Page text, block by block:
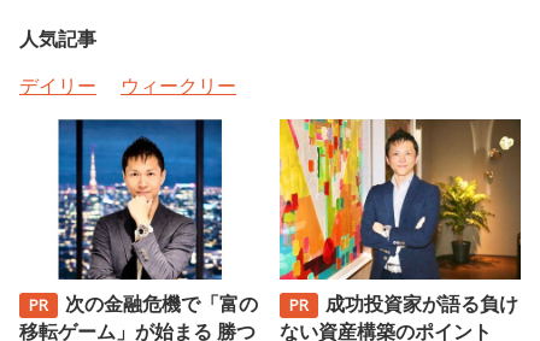
人気記事
デイリー
ウィークリー
次の金融危機で「富の
移転ゲーム」が始まる 勝つ
成功投資家が語る負け
ない資産構築のポイント